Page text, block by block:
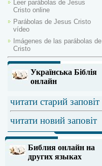
Leer parábolas de Jesus
Cristo online
Parábolas de Jesus Cristo
vídeo
Imágenes de las parábolas de
Cristo
Українська Біблія
онлайн
читати старий заповіт
читати новий заповіт
Библия онлайн на
других языках